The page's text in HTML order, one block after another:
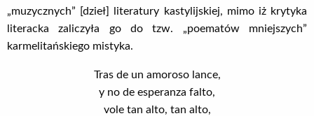
„muzycznych” [dzieł] literatury kastylijskiej, mimo iż krytyka
literacka zaliczyła go do tzw. „poematów mniejszych”
karmelitańskiego mistyka.
Tras de un amoroso lance,
y no de esperanza falto,
vole tan alto, tan alto,